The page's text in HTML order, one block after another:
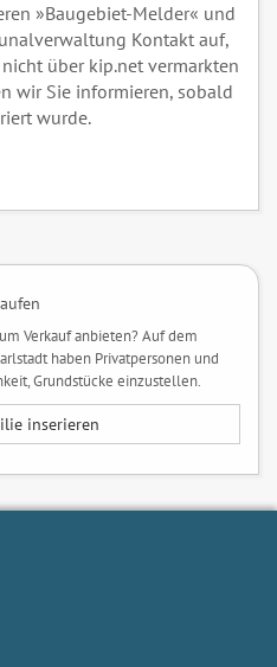
»Baugebiet-Melder« und
Kontakt auf,
über kip.net vermarkten
wir Sie informieren, sobald
wurde.
Verkauf anbieten? Auf dem
haben Privatpersonen und
Grundstücke einzustellen.
inserieren